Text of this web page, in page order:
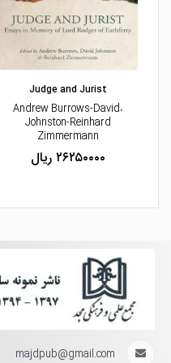
مشاهده و خرید
Judge and Jurist
،Andrew Burrows-David
Johnston-Reinhard
Zimmermann
۲۶۲۵۰۰۰۰ ریال
majdpub@gmail.com